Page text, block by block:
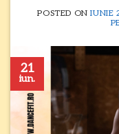
POSTED ONIUNIE
21
iun.